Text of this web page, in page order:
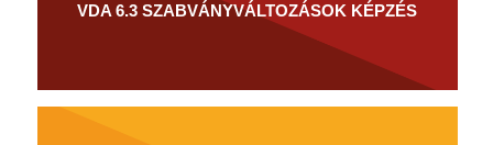
VDA 6.3 SZABVÁNYVÁLTOZÁSOK KÉPZÉS